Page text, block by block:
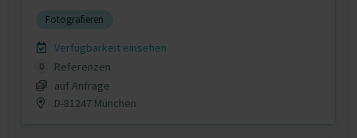
Fotografieren
Verfügbarkeit einsehen
0
Referenzen
auf Anfrage
D-81247 München